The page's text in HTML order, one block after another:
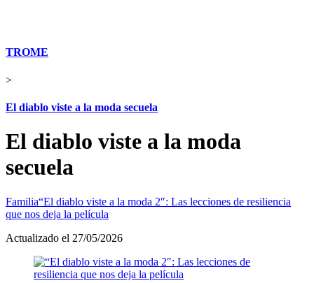
TROME
>
El diablo viste a la moda secuela
El diablo viste a la moda
secuela
Familia“El diablo viste a la moda 2″: Las lecciones de resiliencia
que nos deja la película
Actualizado el 27/05/2026